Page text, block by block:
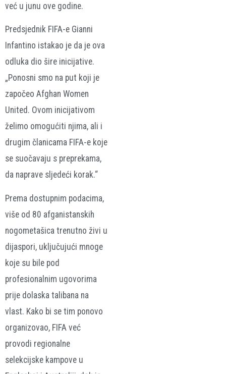
već u junu ove godine.
Predsjednik FIFA-e Gianni
Infantino istakao je da je ova
odluka dio šire inicijative.
„Ponosni smo na put koji je
započeo Afghan Women
United. Ovom inicijativom
želimo omogućiti njima, ali i
drugim članicama FIFA-e koje
se suočavaju s prepreka­ma,
da naprave sljedeći korak.“
Prema dostupnim podacima,
više od 80 afganistanskih
nogometašica trenutno živi u
dijaspori, uključujući mnoge
koje su bile pod
profesionalnim ugovorima
prije dolaska talibana na
vlast. Kako bi se tim ponovo
organizovao, FIFA već
provodi regionalne
selekcijske kampove u